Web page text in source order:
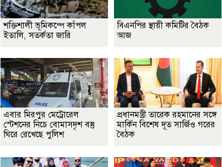
শক্তিশালী ভূমিকম্পে কাঁপল
ইতালি, সতর্কতা জারি
বিএনপির স্থায়ী কমিটির বৈঠক
আজ
এবার মিরপুর মেট্রোরেল
স্টেশনের নিচে বোমাসদৃশ বস্তু
ঘিরে রেখেছে পুলিশ
প্রধানমন্ত্রী তারেক রহমানের সঙ্গে
মার্কিন বিশেষ দূত সার্জিও গরের
বৈঠক